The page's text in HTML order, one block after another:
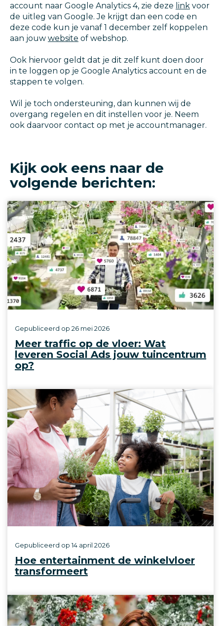
account naar Google Analytics 4, zie deze link voor
de uitleg van Google. Je krijgt dan een code en
deze code kun je vanaf 1 december zelf koppelen
aan jouw website of webshop.
Ook hiervoor geldt dat je dit zelf kunt doen door
in te loggen op je Google Analytics account en de
stappen te volgen.
Wil je toch ondersteuning, dan kunnen wij de
overgang regelen en dit instellen voor je. Neem
ook daarvoor contact op met je accountmanager.
Kijk ook eens naar de
volgende berichten:
Meer traffic op de vloer: Wat
leveren Social Ads jouw tuincentrum
op?
Gepubliceerd op 26 mei 2026
Hoe entertainment de winkelvloer
transformeert
Gepubliceerd op 14 april 2026